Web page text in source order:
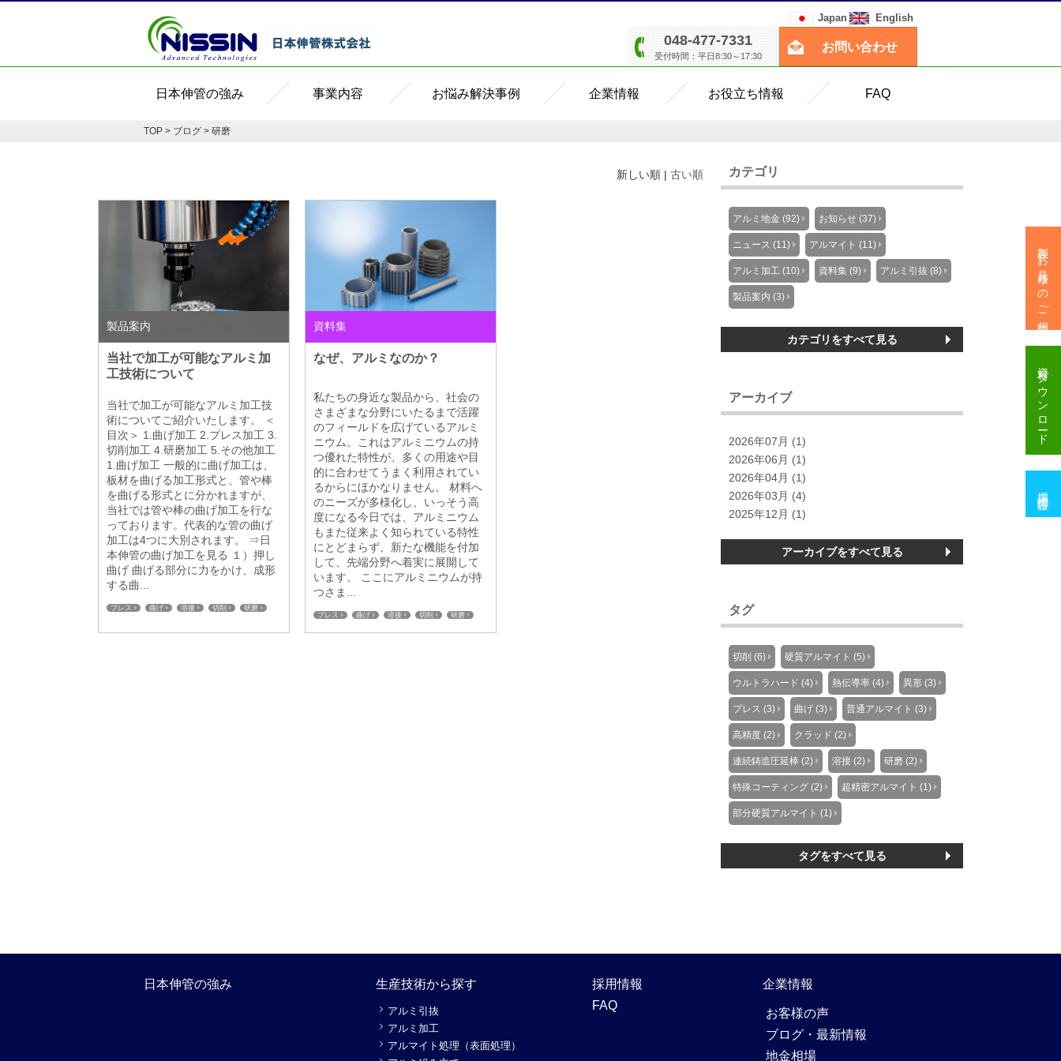
Japan English
048-477-7331
受付時間：平日8:30～17:30
お問い合わせ
日本伸管の強み 事業内容 お悩み解決事例 企業情報 お役立ち情報 FAQ
TOP > ブログ > 研磨
新しい順 |古い順
製品案内
当社で加工が可能なアルミ加
工技術について
当社で加工が可能なアルミ加工技
術についてご紹介いたします。 ＜
目次＞ 1.曲げ加工 2.プレス加工 3.
切削加工 4.研磨加工 5.その他加工
1.曲げ加工 一般的に曲げ加工は、
板材を曲げる加工形式と、管や棒
を曲げる形式とに分かれますが、
当社では管や棒の曲げ加工を行な
っております。代表的な管の曲げ
加工は4つに大別されます。 ⇒日
本伸管の曲げ加工を見る １）押し
曲げ 曲げる部分に力をかけ、成形
する曲...
プレス 曲げ 溶接 切削 研磨
資料集
なぜ、アルミなのか？
私たちの身近な製品から、社会の
さまざまな分野にいたるまで活躍
のフィールドを広げているアルミ
ニウム。これはアルミニウムの持
つ優れた特性が、多くの用途や目
的に合わせてうまく利用されてい
るからにほかなりません。 材料へ
のニーズが多様化し、いっそう高
度になる今日では、アルミニウム
もまた従来よく知られている特性
にとどまらず、新たな機能を付加
して、先端分野へ着実に展開して
います。 ここにアルミニウムが持
つさま...
プレス 曲げ 溶接 切削
研磨
カテゴリ
アルミ地金 (92) お知らせ (37)
ニュース (11) アルマイト (11)
アルミ加工 (10) 資料集 (9) アルミ引抜 (8)
製品案内 (3)
カテゴリをすべて見る
アーカイブ
2026年07月 (1)
2026年06月 (1)
2026年04月 (1)
2026年03月 (4)
2025年12月 (1)
アーカイブをすべて見る
タグ
切削 (6) 硬質アルマイト (5)
ウルトラハード (4) 熱伝導率 (4) 異形 (3)
プレス (3) 曲げ (3) 普通アルマイト (3)
高精度 (2) クラッド (2)
連続鋳造圧延棒 (2) 溶接 (2) 研磨 (2)
特殊コーティング (2) 超精密アルマイト (1)
部分硬質アルマイト (1)
タグをすべて見る
日本伸管の強み 生産技術から探す
アルミ引抜
アルミ加工
アルマイト処理（表面処理）
採用情報
FAQ
企業情報
お客様の声
ブログ・最新情報
地金相場
製作・お見積りのご相談
ダウンロード